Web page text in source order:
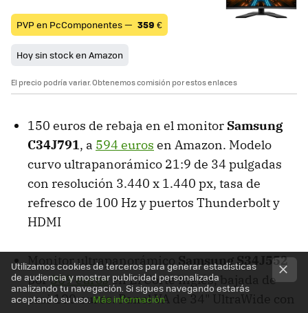
PVP en PcComponentes — 359 €
Hoy sin stock en Amazon
El precio podría variar. Obtenemos comisión por estos enlaces
150 euros de rebaja en el monitor Samsung
C34J791, a 594 euros en Amazon. Modelo
curvo ultrapanorámico 21:9 de 34 pulgadas
con resolución 3.440 x 1.440 px, tasa de
refresco de 100 Hz y puertos Thunderbolt y
HDMI
Monitor ultrapanorámico Samsung S34J552
por309 eurosen El Corte Inglés, bajada de
casi 100 euros. Panel VA de 34" UltraWide con
Utilizamos cookies de terceros para generar estadísticas
de audiencia y mostrar publicidad personalizada
analizando tu navegación. Si sigues navegando estarás
aceptando su uso.Más información